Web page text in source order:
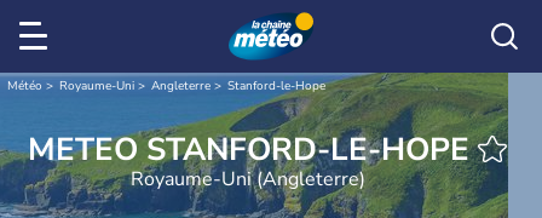
Météo Royaume-Uni Angleterre Stanford-le-Hope
METEO STANFORD-LE-HOPE
Royaume-Uni (Angleterre)